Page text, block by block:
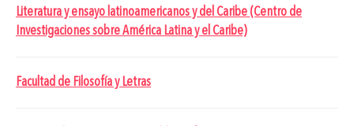
Literatura y ensayo latinoamericanos y del Caribe (Centro de
Investigaciones sobre América Latina y el Caribe)
Facultad de Filosofía y Letras